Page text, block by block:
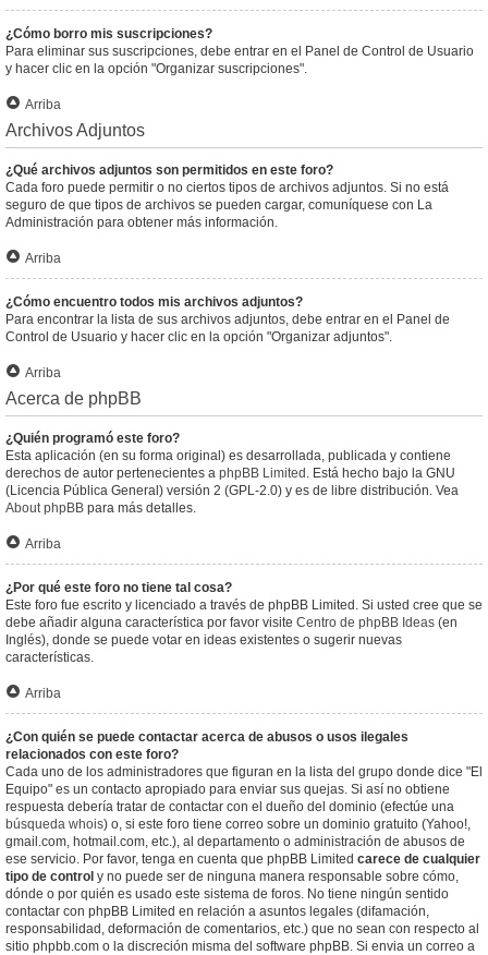
¿Cómo borro mis suscripciones?
Para eliminar sus suscripciones, debe entrar en el Panel de Control de Usuario
y hacer clic en la opción "Organizar suscripciones".
Arriba
Archivos Adjuntos
¿Qué archivos adjuntos son permitidos en este foro?
Cada foro puede permitir o no ciertos tipos de archivos adjuntos. Si no está
seguro de que tipos de archivos se pueden cargar, comuníquese con La
Administración para obtener más información.
Arriba
¿Cómo encuentro todos mis archivos adjuntos?
Para encontrar la lista de sus archivos adjuntos, debe entrar en el Panel de
Control de Usuario y hacer clic en la opción "Organizar adjuntos".
Arriba
Acerca de phpBB
¿Quién programó este foro?
Esta aplicación (en su forma original) es desarrollada, publicada y contiene
derechos de autor pertenecientes a phpBB Limited . Está hecho bajo la GNU
(Licencia Pública General) versión 2 (GPL-2.0) y es de libre distribución. Vea
About phpBB para más detalles.
Arriba
¿Por qué este foro no tiene tal cosa?
Este foro fue escrito y licenciado a través de phpBB Limited. Si usted cree que se
debe añadir alguna característica por favor visite Centro de phpBB Ideas (en
Inglés), donde se puede votar en ideas existentes o sugerir nuevas
características.
Arriba
¿Con quién se puede contactar acerca de abusos o usos ilegales
relacionados con este foro?
Cada uno de los administradores que figuran en la lista del grupo donde dice "El
Equipo" es un contacto apropiado para enviar sus quejas. Si así no obtiene
respuesta debería tratar de contactar con el dueño del dominio (efectúe una
búsqueda whois) o, si este foro tiene correo sobre un dominio gratuito (Yahoo!,
gmail.com, hotmail.com, etc.), al departamento o administración de abusos de
ese servicio. Por favor, tenga en cuenta que phpBB Limited carece de cualquier
tipo de control y no puede ser de ninguna manera responsable sobre cómo,
dónde o por quién es usado este sistema de foros. No tiene ningún sentido
contactar con phpBB Limited en relación a asuntos legales (difamación,
responsabilidad, deformación de comentarios, etc.) que no sean con respecto al
sitio phpbb.com o la discreción misma del software phpBB. Si envia un correo a